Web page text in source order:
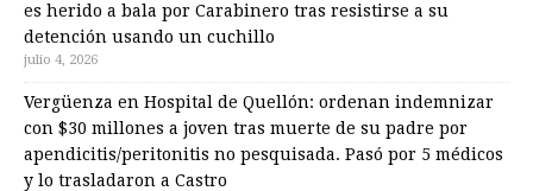
es herido a bala por Carabinero tras resistirse a su
detención usando un cuchillo
julio 4, 2026
Vergüenza en Hospital de Quellón: ordenan indemnizar
con $30 millones a joven tras muerte de su padre por
apendicitis/peritonitis no pesquisada. Pasó por 5 médicos
y lo trasladaron a Castro